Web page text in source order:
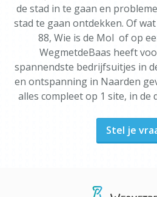
de stad in te gaan en
stad te gaan ontdekken. Of
88, Wie is de Mol of op
WegmetdeBaas heeft
spannendste bedrijfsuitjes in
en ontspanning in Naarden
alles compleet op 1 site, in de
Stel je